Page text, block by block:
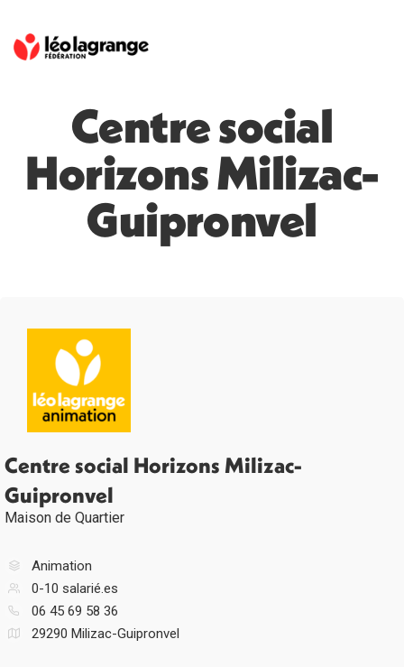
Centre social
Horizons Milizac-
Guipronvel
Centre social Horizons Milizac-
Guipronvel
Maison de Quartier
Animation
0-10 salarié.es
06 45 69 58 36
29290 Milizac-Guipronvel